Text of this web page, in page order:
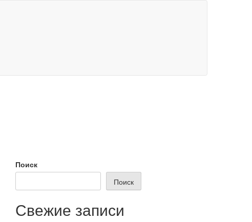
Поиск
Поиск
Свежие записи